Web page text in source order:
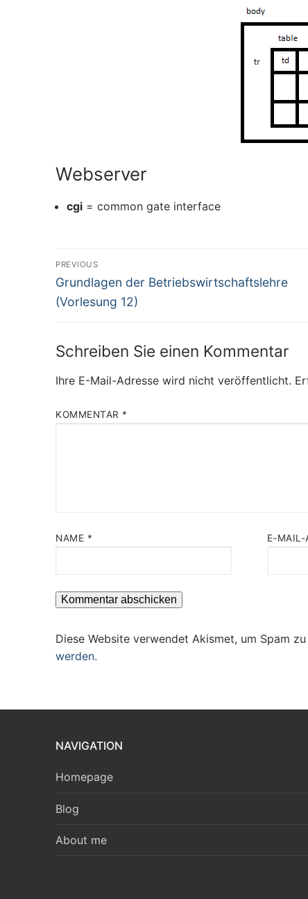
Webserver
cgi = common gate interface
Beitragsnavigation
PREVIOUS
Previous
post:
Grundlagen der Betriebswirtschaftslehre
(Vorlesung 12)
Schreiben Sie einen Kommentar
Ihre E-Mail-Adresse wird nicht veröffentlicht.
KOMMENTAR *
NAME * E-MAIL-
Diese Website verwendet Akismet, um Spam
werden.
NAVIGATION
Homepage
Blog
About me